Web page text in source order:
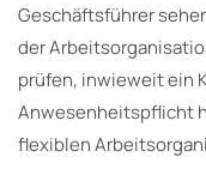
Geschäftsführer
der
prüfen, inwieweit ein
Anwesenheitspflicht
flexiblen